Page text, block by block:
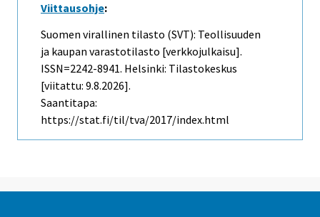
Viittausohje:
Suomen virallinen tilasto (SVT): Teollisuuden
ja kaupan varastotilasto [verkkojulkaisu].
ISSN=2242-8941. Helsinki: Tilastokeskus
[viitattu: 9.8.2026].
Saantitapa:
https://stat.fi/til/tva/2017/index.html